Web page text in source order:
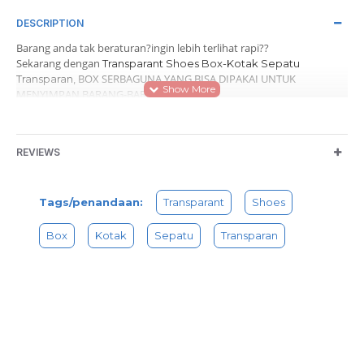
DESCRIPTION
Barang anda tak beraturan?ingin lebih terlihat rapi??
Sekarang denganTransparant Shoes Box-Kotak Sepatu
Transparan, BOX SERBAGUNA YANG BISA DIPAKAI UNTUK
MENYIMPAN BARANG-BARANG ANDA.
Catatan : Jika pemesanan sedikit, pengiriman akan digulung / dilipat
Jika banyak, kami usahakan untuk tidak dilipat
REVIEWS
Tags/penandaan: Transparant Shoes
Box Kotak Sepatu Transparan